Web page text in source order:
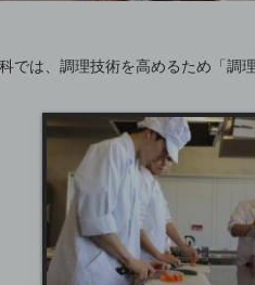
では、調理技術を高めるため「調